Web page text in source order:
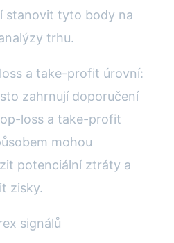
stanovit tyto body na
trhu.
a take-profit úrovní:
zahrnují doporučení
loss a take-profit
mohou
potenciální ztráty a
zisky.
signálů